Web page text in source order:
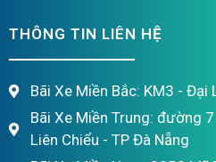
THÔNG TIN LIÊN HỆ
Bãi Xe Miền Bắc: KM3 - Đại
Bãi Xe Miền Trung: đường
Liên Chiểu - TP Đà Nẵng